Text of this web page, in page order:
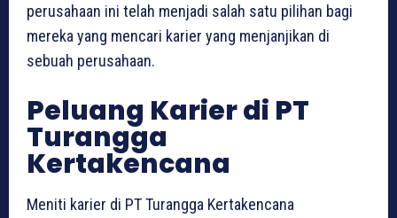
perusahaan ini telah menjadi salah satu pilihan bagi
mereka yang mencari karier yang menjanjikan di
sebuah perusahaan.
Peluang Karier di PT
Turangga
Kertakencana
Meniti karier di PT Turangga Kertakencana